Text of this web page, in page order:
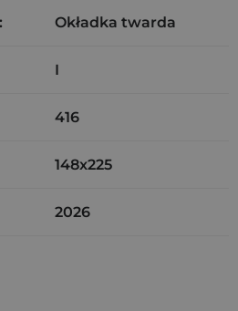
Okładka twarda
I
416
148x225
2026